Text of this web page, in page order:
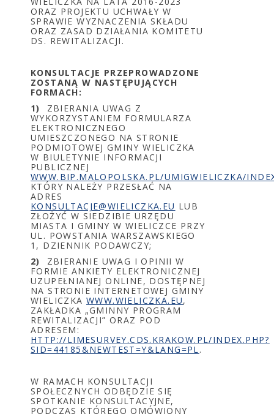
ORAZ PROJEKTU UCHWAŁY W
SPRAWIE WYZNACZENIA SKŁADU
ORAZ ZASAD DZIAŁANIA KOMITETU
DS. REWITALIZACJI.
KONSULTACJE PRZEPROWADZONE
ZOSTANĄ W NASTĘPUJĄCYCH
FORMACH:
1)
ZBIERANIA UWAG Z
WYKORZYSTANIEM FORMULARZA
ELEKTRONICZNEGO
UMIESZCZONEGO NA STRONIE
PODMIOTOWEJ GMINY WIELICZKA
W BIULETYNIE INFORMACJI
PUBLICZNEJ
WWW.BIP.MALOPOLSKA.PL/UMIGWIELICZKA/
KTÓRY NALEŻY PRZESŁAĆ NA
ADRES
KONSULTACJE@WIELICZKA.EU LUB
ZŁOŻYĆ W SIEDZIBIE URZĘDU
MIASTA I GMINY W WIELICZCE PRZY
UL. POWSTANIA WARSZAWSKIEGO
1, DZIENNIK PODAWCZY;
2)
ZBIERANIE UWAG I OPINII W
FORMIE ANKIETY ELEKTRONICZNEJ
UZUPEŁNIANEJ ONLINE, DOSTĘPNEJ
NA STRONIE INTERNETOWEJ GMINY
WIELICZKAWWW.WIELICZKA.EU,
ZAKŁADKA „GMINNY PROGRAM
REWITALIZACJI” ORAZ POD
ADRESEM:
HTTP://LIMESURVEY.CDS.KRAKOW.PL/INDEX.PHP?
SID=44185&NEWTEST=Y&LANG=PL.
W RAMACH KONSULTACJI
SPOŁECZNYCH ODBĘDZIE SIĘ
SPOTKANIE KONSULTACYJNE,
PODCZAS KTÓREGO OMÓWIONY